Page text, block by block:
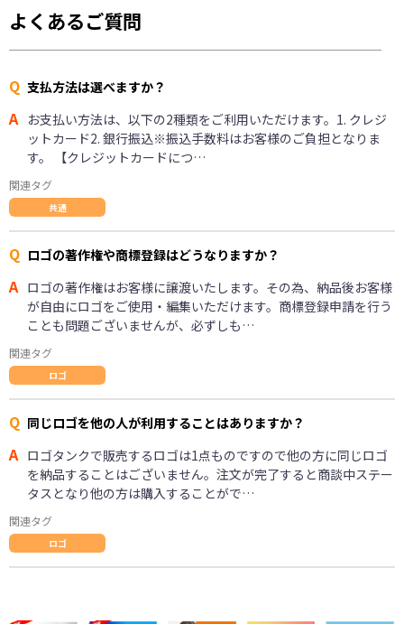
よくあるご質問
Q 支払方法は選べますか？
A お支払い方法は、以下の2種類をご利用いただけます。1. クレジ
ットカード2. 銀行振込※振込手数料はお客様のご負担となりま
す。 【クレジットカードにつ…
関連タグ
共通
Q ロゴの著作権や商標登録はどうなりますか？
A ロゴの著作権はお客様に譲渡いたします。その為、納品後お客様
が自由にロゴをご使用・編集いただけます。商標登録申請を行う
ことも問題ございませんが、必ずしも…
関連タグ
ロゴ
Q 同じロゴを他の人が利用することはありますか？
A ロゴタンクで販売するロゴは1点ものですので他の方に同じロゴ
を納品することはございません。注文が完了すると商談中ステー
タスとなり他の方は購入することがで…
関連タグ
ロゴ